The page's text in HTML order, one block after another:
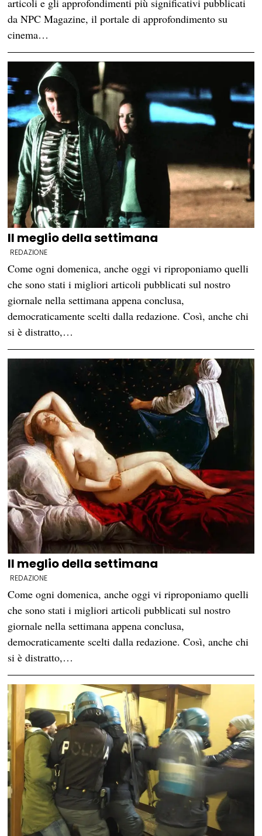
da NPC Magazine, il portale di approfondimento su
cinema…
Il meglio della settimana
REDAZIONE
Come ogni domenica, anche oggi vi riproponiamo quelli
che sono stati i migliori articoli pubblicati sul nostro
giornale nella settimana appena conclusa,
democraticamente scelti dalla redazione. Così, anche chi
si è distratto,…
Il meglio della settimana
REDAZIONE
Come ogni domenica, anche oggi vi riproponiamo quelli
che sono stati i migliori articoli pubblicati sul nostro
giornale nella settimana appena conclusa,
democraticamente scelti dalla redazione. Così, anche chi
si è distratto,…